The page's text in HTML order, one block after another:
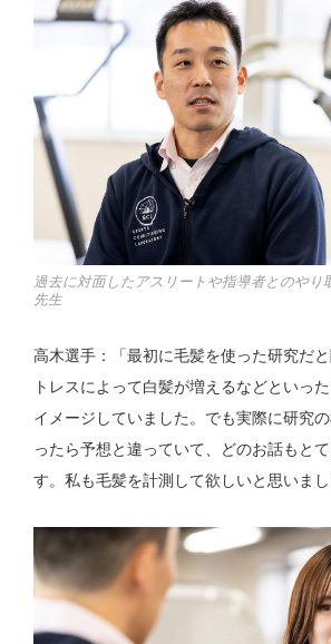
過去に対面したアスリートや指導者とのやり
先生
高木選手：「最初に毛髪を使った研究だ
トレスによって白髪が増えるなどといっ
イメージしていました。でも実際に研究
ったら予想と違っていて、どのお話もと
す。私も毛髪を計測して欲しいと思いまし